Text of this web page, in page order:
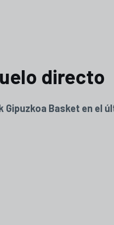
directo
Gipuzkoa Basket en